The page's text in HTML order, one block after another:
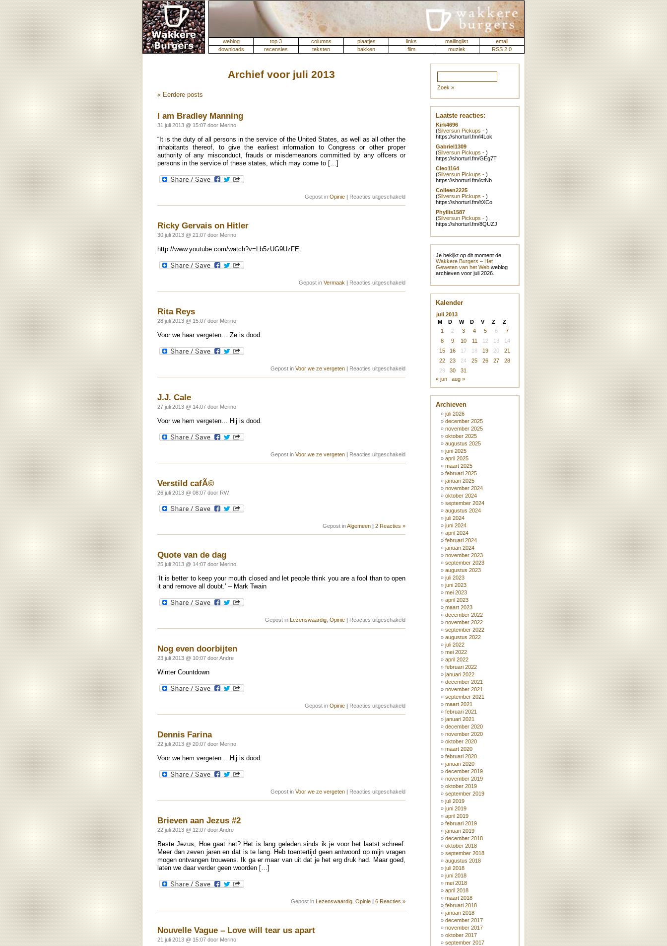
weblog top 3 columns plaatjes links mailinglist
email
downloads
recensies teksten bakken film muziek RSS 2.0
Archief voor juli 2013
« Eerdere posts
I am Bradley Manning
31 juli 2013 @ 15:07 door Merino
“It is the duty of all persons in the service of the United States, as well as all other the
inhabitants thereof, to give the earliest information to Congress or other proper
authority of any misconduct, frauds or misdemeanors committed by any offcers or
persons in the service of these states, which may come to […]
Gepost in Opinie Reacties uitgeschakeldvoor
Ricky Gervais on Hitler
30 juli 2013 @ 21:07 door Merino
http://www.youtube.com/watch?v=Lb5zUG9UzFE
Gepost in Vermaak Reacties uitgeschakeldvoor
Rita Reys
28 juli 2013 @ 15:07 door Merino
Voor we haar vergeten… Ze is dood.
Gepost in Voor we ze vergeten Reacties uitgeschakeldvoor
J.J. Cale
27 juli 2013 @ 14:07 door Merino
Voor we hem vergeten… Hij is dood.
Gepost in Voor we ze vergeten Reacties uitgeschakeldvoor
Verstild cafÃ©
26 juli 2013 @ 08:07 door RW
Gepost inAlgemeen | 2 Reacties »
Quote van de dag
25 juli 2013 @ 14:07 door Merino
‘It is better to keep your mouth closed and let people think you are a fool than to open
it and remove all doubt.’ – Mark Twain
Gepost in Lezenswaardig Opinie | Reacties uitgeschakeldvoor
Nog even doorbijten
23 juli 2013 @ 10:07 door Andre
Winter Countdown
Gepost in Opinie | Reacties uitgeschakeldvoor
Dennis Farina
22 juli 2013 @ 20:07 door Merino
Voor we hem vergeten… Hij is dood.
Gepost in Voor we ze vergeten | Reacties uitgeschakeldvoor
Brieven aan Jezus #2
22 juli 2013 @ 12:07 door Andre
Beste Jezus, Hoe gaat het? Het is lang geleden sinds ik je voor het laatst schreef.
Meer dan zeven jaren en dat is te lang. Heb toentertijd geen antwoord op mijn vragen
mogen ontvangen trouwens. Ik ga er maar van uit dat je het erg druk had. Maar goed,
laten we daar verder geen woorden […]
Gepost in Lezenswaardig Opinie | 6 Reacties »
Nouvelle Vague – Love will tear us apart
21 juli 2013 @ 15:07 door Merino
Zoek »
Laatste reacties:
Kirk4696
(Silversun Pickups - )
https://shorturl.fm/l4Lok
Gabriel1309
(Silversun Pickups - )
https://shorturl.fm/GEg7T
Cleo1164
(Silversun Pickups - )
https://shorturl.fm/ictNb
Colleen2225
(Silversun Pickups - )
https://shorturl.fm/ltXCo
Phyllis1587
(Silversun Pickups - )
https://shorturl.fm/8QUZJ
Je bekijkt op dit moment de
Wakkere Burgers – Het
Geweten van het Web weblog
archieven voor juli 2026.
Kalender
juli 2013
M
D W D V Z
Z
1
2 3 4 5 6
7
8
9 10 11 12 13
14
15
16 17 18 19 20
21
22
23 24 25 26 27
28
29
30
31
« jun
aug »
Archieven
juli 2026
december 2025
november 2025
oktober 2025
augustus 2025
juni 2025
april 2025
maart 2025
februari 2025
januari 2025
november 2024
oktober 2024
september 2024
augustus 2024
juli 2024
juni 2024
april 2024
februari 2024
januari 2024
november 2023
september 2023
augustus 2023
juli 2023
juni 2023
mei 2023
april 2023
maart 2023
december 2022
november 2022
september 2022
augustus 2022
juli 2022
mei 2022
april 2022
februari 2022
januari 2022
december 2021
november 2021
september 2021
maart 2021
februari 2021
januari 2021
december 2020
november 2020
oktober 2020
maart 2020
februari 2020
januari 2020
december 2019
november 2019
oktober 2019
september 2019
juli 2019
juni 2019
april 2019
februari 2019
januari 2019
december 2018
oktober 2018
september 2018
augustus 2018
juli 2018
juni 2018
mei 2018
april 2018
maart 2018
februari 2018
januari 2018
december 2017
november 2017
oktober 2017
september 2017